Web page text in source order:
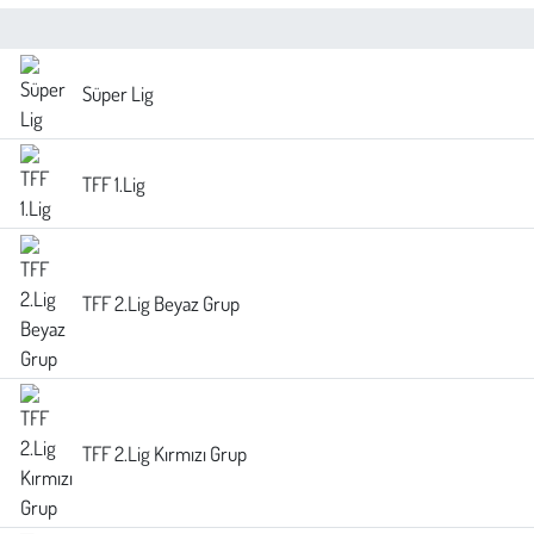
Süper Lig
TFF 1.Lig
TFF 2.Lig Beyaz Grup
TFF 2.Lig Kırmızı Grup
Kadın
Spor
İnsan Hakları
Hayvan Hakları